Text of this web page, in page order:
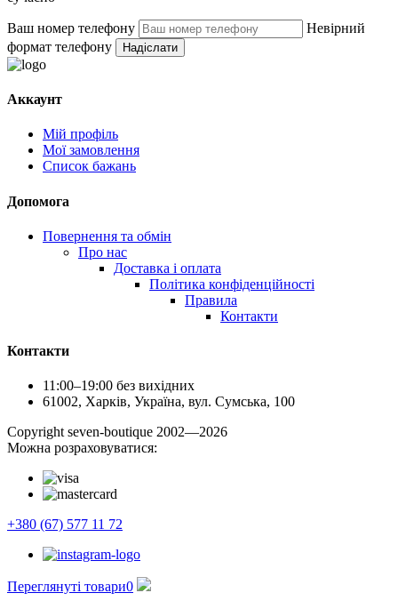
Ваш номер телефону
Невірний
формат телефону
Надіслати
Аккаунт
Мій профіль
Мої замовлення
Список бажань
Допомога
Повернення та обмін
Про нас
Доставка і оплата
Політика конфіденційності
Правила
Контакти
Контакти
11:00–19:00 без вихідних
61002, Харків, Україна, вул. Сумська, 100
Сopyright seven-boutique 2002—2026
Можна розраховуватися:
+380 (67) 577 11 72
Переглянуті товари0